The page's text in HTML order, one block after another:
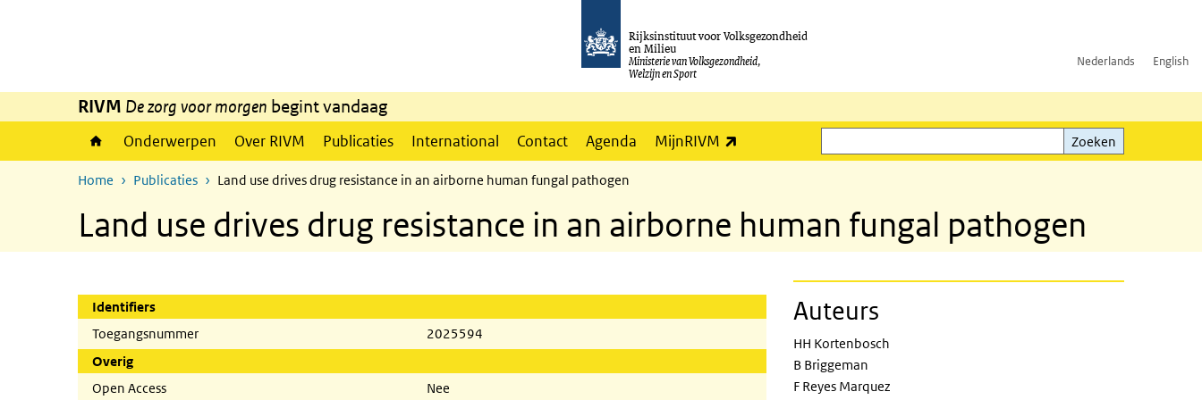
Rijksinstituut voor Volksgezondheid
en Milieu
Ministerie van Volksgezondheid,
Welzijn en Sport
Nederlands English
RIVM De zorg voor morgen begint vandaag
Onderwerpen Over RIVM Publicaties International Contact Agenda MijnRIVM
Zoeken
Zoeken
Home Publicaties Land use drives drug resistance in an airborne human fungal pathogen
Land use drives drug resistance in an airborne human fungal pathogen
Identifiers
Toegangsnummer
2025594
Overig
Open Access
Nee
Auteurs
HH Kortenbosch
B Briggeman
F Reyes Marquez